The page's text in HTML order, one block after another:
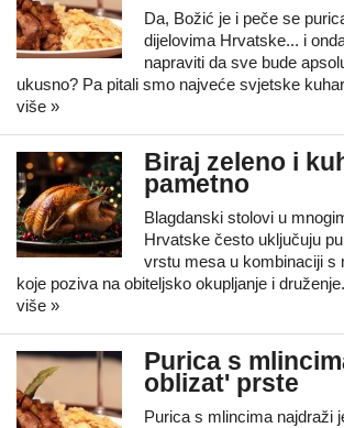
Da, Božić je i peče se
dijelovima Hrvatske... i
napraviti da sve bude
ukusno? Pa pitali smo najveće svjetske
više »
Biraj zeleno i
pametno
Blagdanski stolovi u
Hrvatske često uključuju
vrstu mesa u kombinaciji s
koje poziva na obiteljsko okupljanje i
više »
Purica s
oblizat' prste
Purica s mlincima najdraži